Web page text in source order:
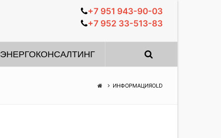
+7 951 943-90-03
+7 952 33-513-83
ЭНЕРГОКОНСАЛТИНГ
ИНФОРМАЦИЯOLD